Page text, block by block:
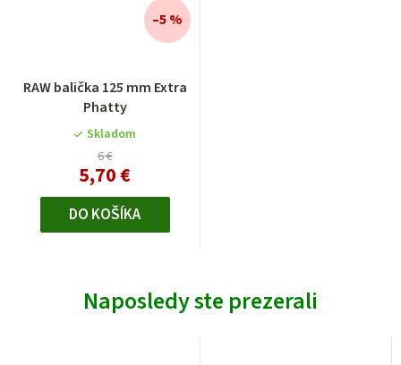
RAW balička 125 mm Extra
Phatty
Skladom
6 €
5,70 €
–5 %
DO KOŠÍKA
Naposledy ste prezerali